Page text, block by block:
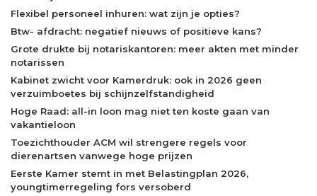
Flexibel personeel inhuren: wat zijn je opties?
Btw- afdracht: negatief nieuws of positieve kans?
Grote drukte bij notariskantoren: meer akten met minder
notarissen
Kabinet zwicht voor Kamerdruk: ook in 2026 geen
verzuimboetes bij schijnzelfstandigheid
Hoge Raad: all-in loon mag niet ten koste gaan van
vakantieloon
Toezichthouder ACM wil strengere regels voor
dierenartsen vanwege hoge prijzen
Eerste Kamer stemt in met Belastingplan 2026,
youngtimerregeling fors versoberd